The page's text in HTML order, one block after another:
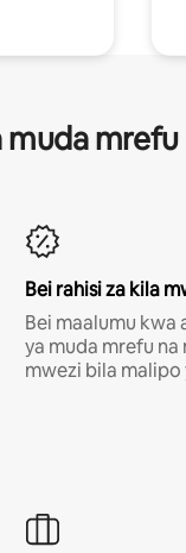
muda mrefu
Bei rahisi za kila
Bei maalumu kwa
ya muda mrefu
mwezi bila malipo